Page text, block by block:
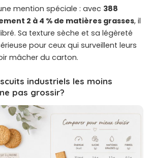
mention spéciale : avec 388
2 à 4 % de matières grasses, il
Sa texture sèche et sa légèreté
pour ceux qui surveillent leurs
mâcher du carton.
industriels les moins
pas grossir?